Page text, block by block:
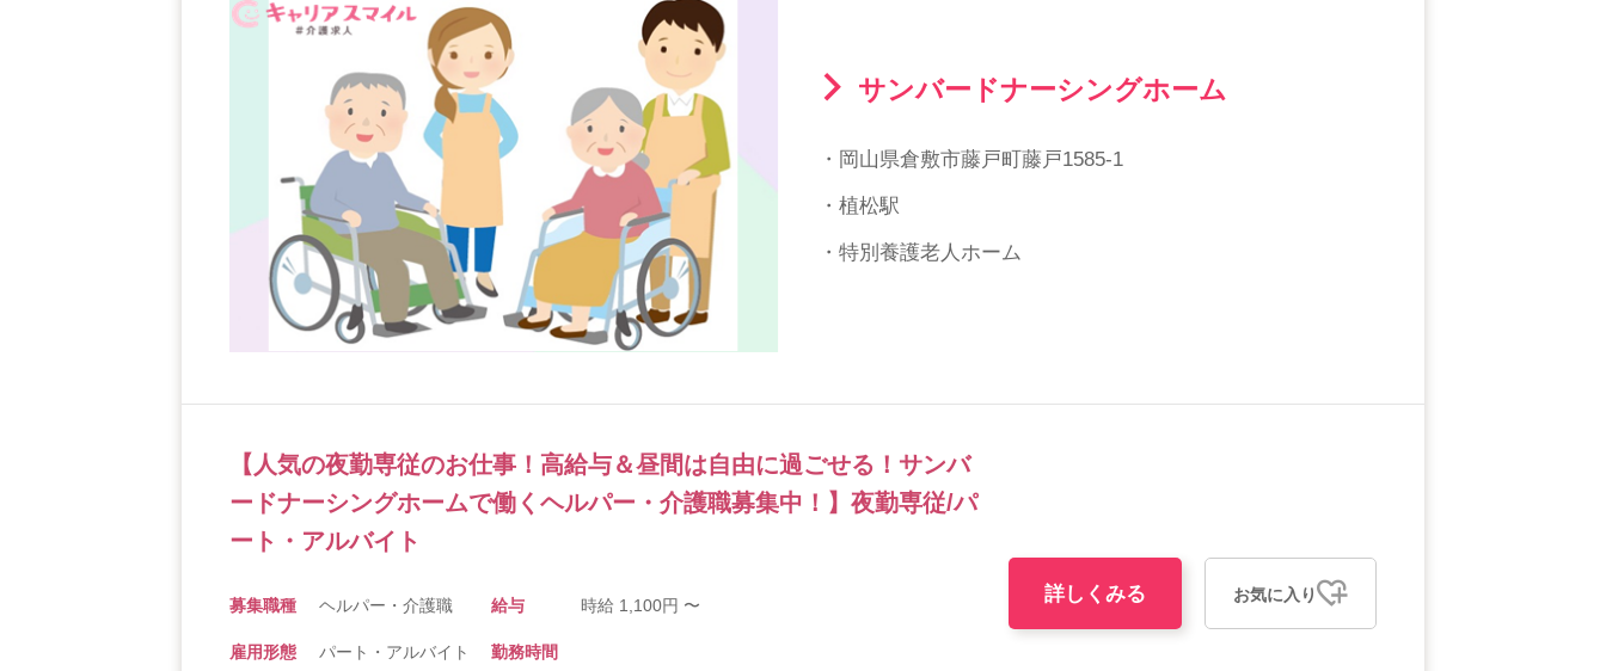
サンバードナーシングホーム
・岡山県倉敷市藤戸町藤戸1585-1
・植松駅
・特別養護老人ホーム
【人気の夜勤専従のお仕事！高給与＆昼間は自由に過ごせる！サンバ
ードナーシングホームで働くヘルパー・介護職募集中！】夜勤専従/パ
ート・アルバイト
募集職種 ヘルパー・介護職 給与 時給 1,100円 〜
雇用形態 パート・アルバイト
勤務時間
詳しくみる お気に入り